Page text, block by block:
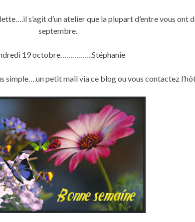
s’agit d’un atelier que la plupart d’entre vous ont
septembre.
19 octobre…………….Stéphanie
simple….un petit mail via ce blog ou vous contactez